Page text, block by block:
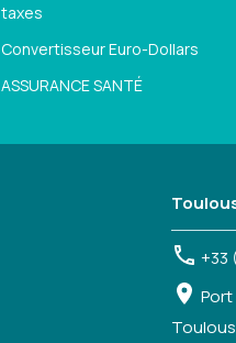
taxes
Convertisseur Euro-Dollars
ASSURANCE SANTÉ
+33
Port